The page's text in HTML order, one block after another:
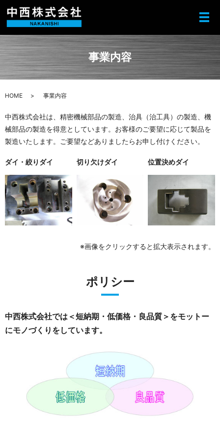
メ
事業内容
HOME 事業内容
中西株式会社は、精密機械部品の製造、治具（治工具）の製造、機
械部品の製造を得意としています。お客様のご要望に応じて製品を
製造いたします。ご要望などありましたらお申し付けください。
ダイ・絞りダイ 切り欠けダイ 位置決めダイ
※画像をクリックすると拡大表示されます。
ポリシー
中西株式会社では＜短納期・低価格・良品質＞をモットー
にモノづくりをしています。